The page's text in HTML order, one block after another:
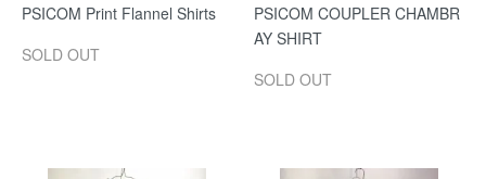
PSICOM Print Flannel Shirts
SOLD OUT
PSICOM COUPLER CHAMBR
AY SHIRT
SOLD OUT